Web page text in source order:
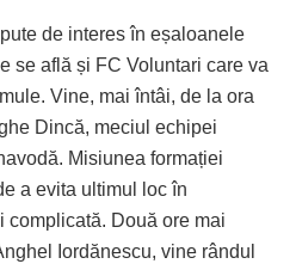
de interes în eșaloanele
se află și FC Voluntari care va
Vine, mai întâi, de la ora
Dincă, meciul echipei
Misiunea formației
a evita ultimul loc în
complicată. Două ore mai
Iordănescu, vine rândul